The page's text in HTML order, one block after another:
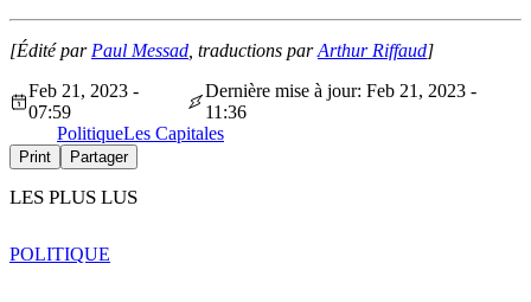
[Édité par Paul Messad , traductions parArthur Riffaud]
Feb 21, 2023 -
07:59
Dernière mise à jour: Feb 21, 2023 -
11:36
PolitiqueLes Capitales
Print Partager
LES PLUS LUS
POLITIQUE